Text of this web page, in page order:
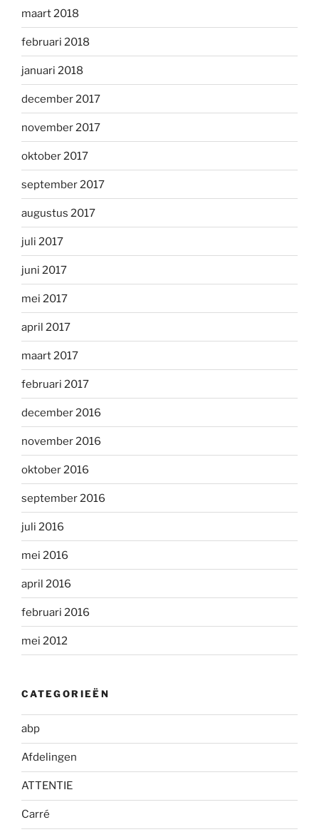
maart 2018
februari 2018
januari 2018
december 2017
november 2017
oktober 2017
september 2017
augustus 2017
juli 2017
juni 2017
mei 2017
april 2017
maart 2017
februari 2017
december 2016
november 2016
oktober 2016
september 2016
juli 2016
mei 2016
april 2016
februari 2016
mei 2012
CATEGORIEËN
abp
Afdelingen
ATTENTIE
Carré